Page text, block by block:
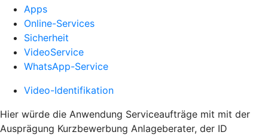
Apps
Online-Services
Sicherheit
VideoService
WhatsApp-Service
Video-Identifikation
Hier würde die Anwendung Serviceaufträge mit mit der
Ausprägung Kurzbewerbung Anlageberater, der ID